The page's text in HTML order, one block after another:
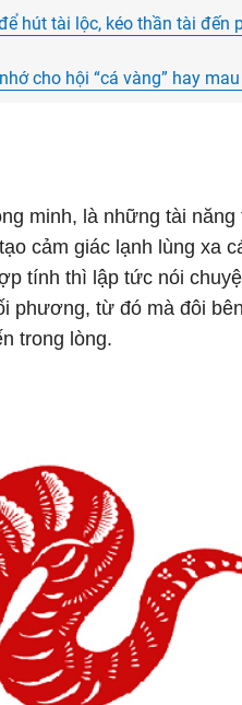
hút tài lộc, kéo thần tài đến
cho hội “cá vàng” hay
minh, là những tài năng
cảm giác lạnh lùng xa
tính thì lập tức nói
phương, từ đó mà đôi
trong lòng.